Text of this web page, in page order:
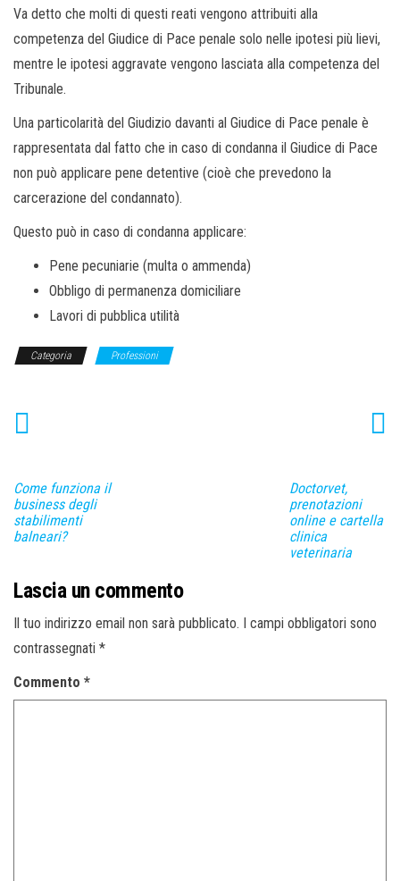
Va detto che molti di questi reati vengono attribuiti alla
competenza del Giudice di Pace penale solo nelle ipotesi più lievi,
mentre le ipotesi aggravate vengono lasciata alla competenza del
Tribunale.
Una particolarità del Giudizio davanti al Giudice di Pace penale è
rappresentata dal fatto che in caso di condanna il Giudice di Pace
non può applicare pene detentive (cioè che prevedono la
carcerazione del condannato).
Questo può in caso di condanna applicare:
Pene pecuniarie (multa o ammenda)
Obbligo di permanenza domiciliare
Lavori di pubblica utilità
Categoria Professioni
Come funziona il
business degli
stabilimenti
balneari?
Doctorvet,
prenotazioni
online e cartella
clinica
veterinaria
Lascia un commento
Il tuo indirizzo email non sarà pubblicato. I campi obbligatori sono
contrassegnati *
Commento *